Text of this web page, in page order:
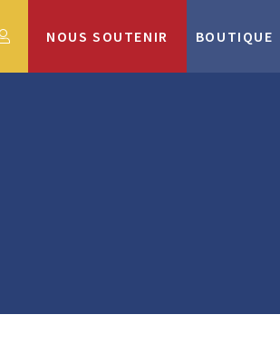
NOUS SOUTENIR BOUTIQUE